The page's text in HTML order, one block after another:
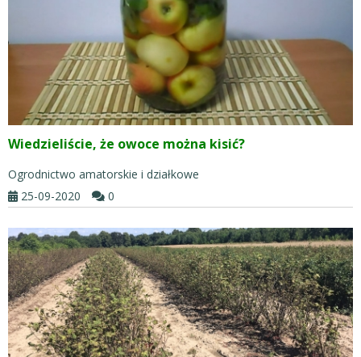
Wiedzieliście, że owoce można kisić?
Ogrodnictwo amatorskie i działkowe
25-09-2020
0